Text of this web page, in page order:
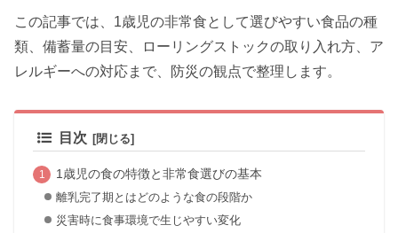
この記事では、1歳児の非常食として選びやすい食品の種
類、備蓄量の目安、ローリングストックの取り入れ方、ア
レルギーへの対応まで、防災の観点で整理します。
目次
1歳児の食の特徴と非常食選びの基本
離乳完了期とはどのような食の段階か
災害時に食事環境で生じやすい変化